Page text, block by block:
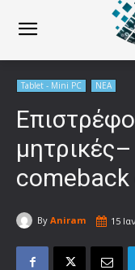
Tablet - Mini PC ΝΕΑ
comeback
By Aniram 15